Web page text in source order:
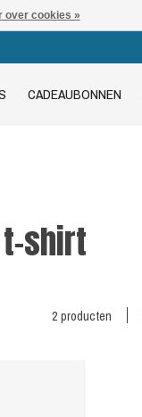
CADEAUBONNEN
shirt
2 producten
over cookies »